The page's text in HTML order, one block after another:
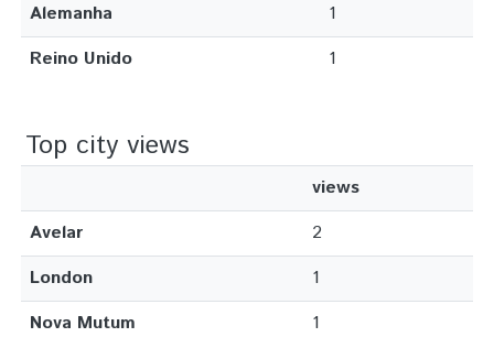
Alemanha
1
Reino Unido
1
Top city views
views
Avelar
2
London
1
Nova Mutum
1